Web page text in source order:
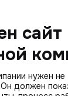
сайт
нужен не
должен